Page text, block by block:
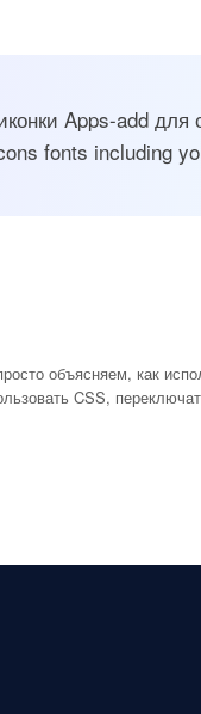
Apps-add для
fonts including
объясняем, как
CSS,